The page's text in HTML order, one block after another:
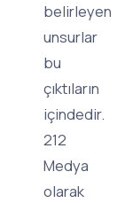
belirleyen
unsurlar
bu
çıktıların
içindedir.
212
Medya
olarak